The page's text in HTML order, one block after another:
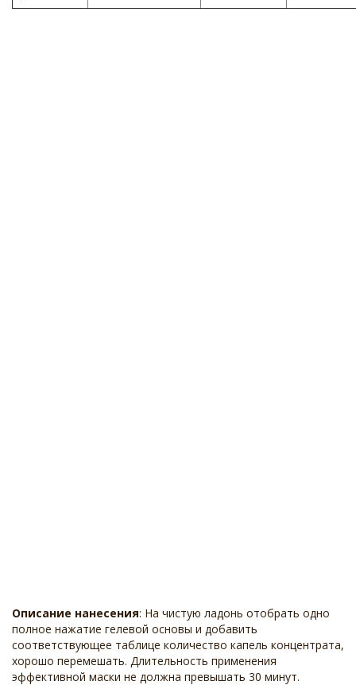
Описание нанесения: На чистую ладонь отобрать одно
полное нажатие гелевой основы и добавить
соответствующее таблице количество капель концентрата,
хорошо перемешать. Длительность применения
эффективной маски не должна превышать 30 минут.